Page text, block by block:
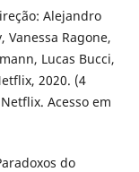
Alejandro
Vanessa Ragone,
Lucas Bucci,
2020. (4
Acesso em
do